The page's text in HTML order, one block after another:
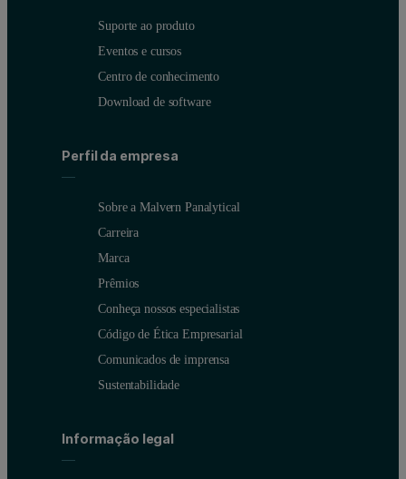
Suporte ao produto
Eventos e cursos
Centro de conhecimento
Download de software
Perfil da empresa
Sobre a Malvern Panalytical
Carreira
Marca
Prêmios
Conheça nossos especialistas
Código de Ética Empresarial
Comunicados de imprensa
Sustentabilidade
Informação legal